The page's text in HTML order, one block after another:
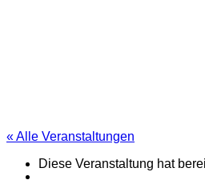
« Alle Veranstaltungen
Diese Veranstaltung hat